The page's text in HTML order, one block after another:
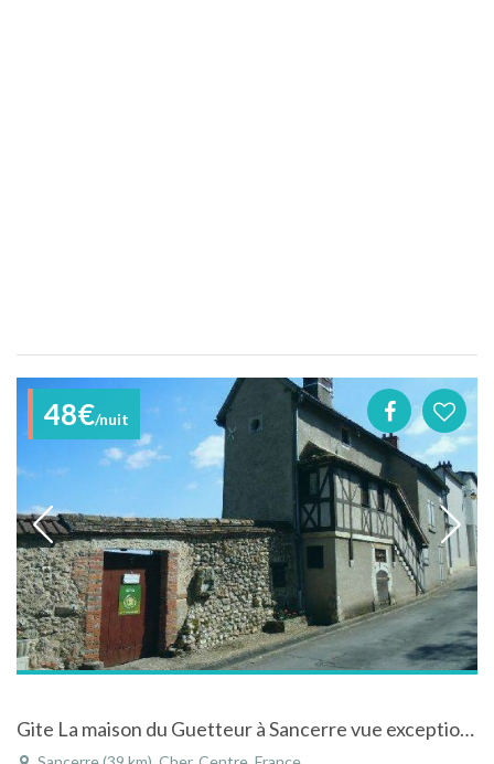
48€/nuit
Gite La maison du Guetteur à Sancerre vue exceptionnelle et proche centre ville